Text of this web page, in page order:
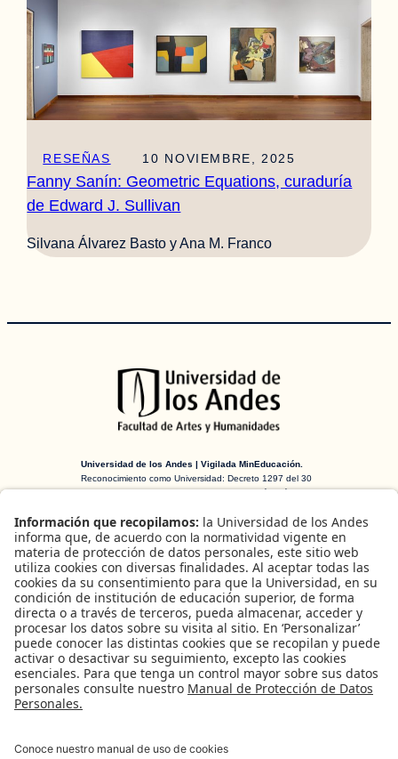
RESEÑAS 10 NOVIEMBRE, 2025
Fanny Sanín: Geometric Equations, curaduría
de Edward J. Sullivan
Silvana Álvarez Basto y Ana M. Franco
Universidad de los Andes | Vigilada MinEducación.
Reconocimiento como Universidad: Decreto 1297 del 30
de mayo de 1964. Reconocimiento personería jurídica:
H-ART Revista de historia, teoría y crítica
de artees una publicación arbitrada
creada en 2016 financiada por el
Departamento de Historia del Arte y la
Facultad de Artes y Humanidades de la
Universidad de los Andes (Bogotá,
Colombia).
s
Facebook InstagramX